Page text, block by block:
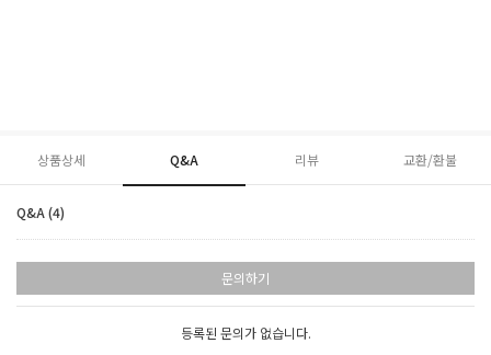
상품상세 Q&A 리뷰 교환/환불
Q&A (4)
문의하기
등록된 문의가 없습니다.